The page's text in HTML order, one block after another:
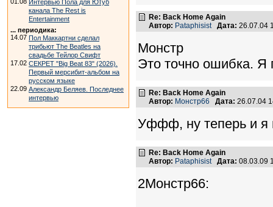
Интервью Пола для ЮТуб
канала The Rest is
Entertainment
... периодика:
14.07 Пол Маккартни сделал
трибьют The Beatles на
свадьбе Тейлор Свифт
17.02 СЕКРЕТ "Big Beat 83" (2026).
Первый мерсибит-альбом на
русском языке
22.09 Александр Беляев. Последнее
интервью
Re: Back Home Again
Автор: Pataphisist Дата: 26.07.04
Монстр
Это точно ошибка. Я
Re: Back Home Again
Автор: Монстр66 Дата: 26.07.04
Уффф, ну теперь и я
Re: Back Home Again
Автор: Pataphisist Дата: 08.03.09
2Монстр66: